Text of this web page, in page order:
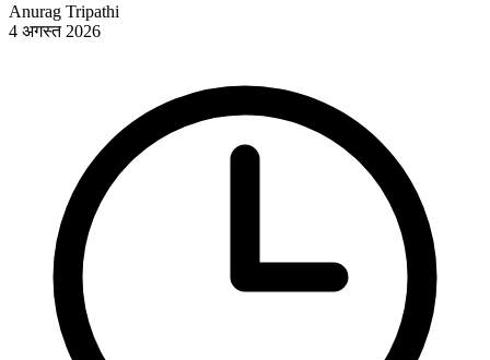
Anurag Tripathi
4 अगस्त 2026